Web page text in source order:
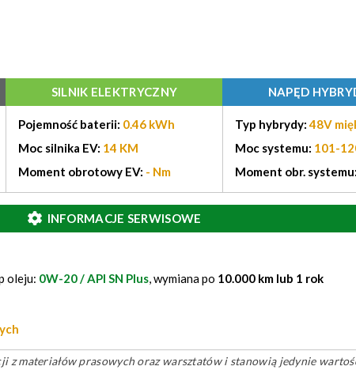
SILNIK ELEKTRYCZNY
Pojemność baterii: 0.46 kWh
Moc silnika EV: 14 KM
Moment obrotowy EV: - Nm
NAPĘD
Typ hybrydy:48V
Moc systemu: 101-
Moment obr. systemu:
INFORMACJE SERWISOWE
oleju: 0W-20 / API SN Plus, wymiana po 10.000 km lub 1 rok
z materiałów prasowych oraz warsztatów i stanowią jedynie